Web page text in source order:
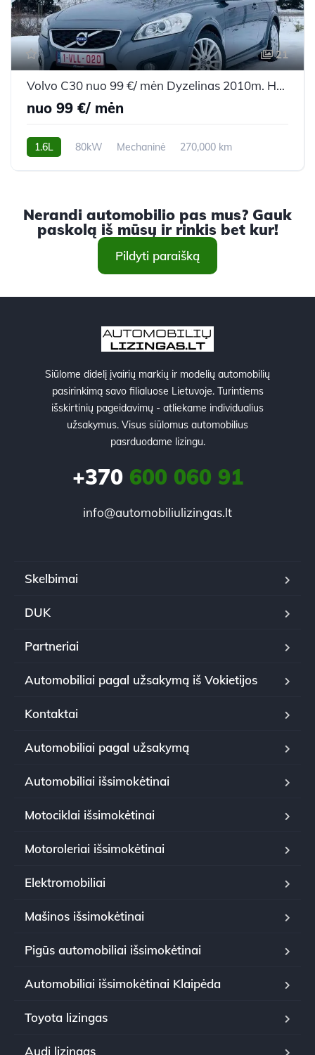
21
Volvo C30 nuo 99 €/ mėn Dyzelinas 2010m. Hečbekas Mechaninė
nuo 99 €/ mėn
1.6L 80kW Mechaninė
270,000 km
Nerandi automobilio pas mus? Gauk
paskolą iš mūsų ir rinkis bet kur!
Pildyti paraišką
Siūlome didelį įvairių markių ir modelių automobilių
pasirinkimą savo filialuose Lietuvoje. Turintiems
išskirtinių pageidavimų - atliekame individualius
užsakymus. Visus siūlomus automobilius
pasrduodame lizingu.
+370600 060 91
info@automobiliulizingas.lt
Skelbimai
DUK
Partneriai
Automobiliai pagal užsakymą iš Vokietijos
Kontaktai
Automobiliai pagal užsakymą
Automobiliai išsimokėtinai
Motociklai išsimokėtinai
Motoroleriai išsimokėtinai
Elektromobiliai
Mašinos išsimokėtinai
Pigūs automobiliai išsimokėtinai
Automobiliai išsimokėtinai Klaipėda
Toyota lizingas
Audi lizingas